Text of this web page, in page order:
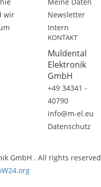
wir
Newsletter
Intern
KONTAKT
Muldental
Elektronik
GmbH
+49 34341 -
40790
info@m-el.eu
Datenschutz
GmbH . All rights reserved